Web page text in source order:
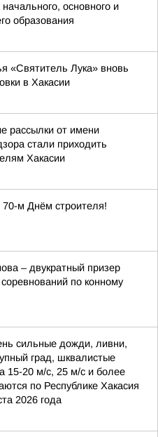
основного и
образования
«Святитель Лука» вновь
в Хакасии
рассылки от имени
стали приходить
Хакасии
м Днём строителя!
– двукратный призер
соревнований по конному
сильные дожди, ливни,
град, шквалистые
15-20 м/с, 25 м/с и более
по Республике Хакасия
2026 года